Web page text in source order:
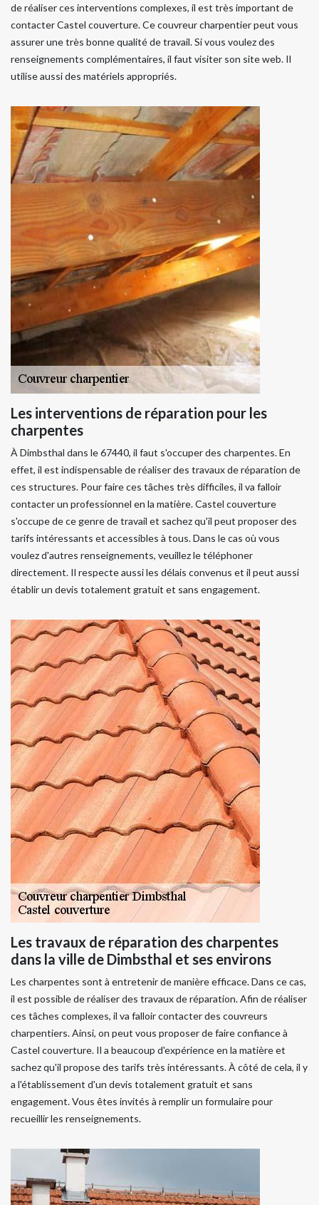
de réaliser ces interventions complexes, il est très important de
contacter Castel couverture. Ce couvreur charpentier peut vous
assurer une très bonne qualité de travail. Si vous voulez des
renseignements complémentaires, il faut visiter son site web. Il
utilise aussi des matériels appropriés.
Les interventions de réparation pour les
charpentes
À Dimbsthal dans le 67440, il faut s'occuper des charpentes. En
effet, il est indispensable de réaliser des travaux de réparation de
ces structures. Pour faire ces tâches très difficiles, il va falloir
contacter un professionnel en la matière. Castel couverture
s'occupe de ce genre de travail et sachez qu'il peut proposer des
tarifs intéressants et accessibles à tous. Dans le cas où vous
voulez d'autres renseignements, veuillez le téléphoner
directement. Il respecte aussi les délais convenus et il peut aussi
établir un devis totalement gratuit et sans engagement.
Les travaux de réparation des charpentes
dans la ville de Dimbsthal et ses environs
Les charpentes sont à entretenir de manière efficace. Dans ce cas,
il est possible de réaliser des travaux de réparation. Afin de réaliser
ces tâches complexes, il va falloir contacter des couvreurs
charpentiers. Ainsi, on peut vous proposer de faire confiance à
Castel couverture. Il a beaucoup d'expérience en la matière et
sachez qu'il propose des tarifs très intéressants. À côté de cela, il y
a l'établissement d'un devis totalement gratuit et sans
engagement. Vous êtes invités à remplir un formulaire pour
recueillir les renseignements.